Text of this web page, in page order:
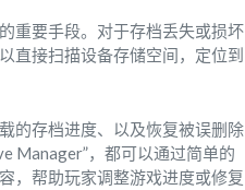
重要手段。对于存档丢失或损坏
直接扫描设备存储空间，定位到
的存档进度、以及恢复被误删除
Manager”，都可以通过简单的
，帮助玩家调整游戏进度或修复